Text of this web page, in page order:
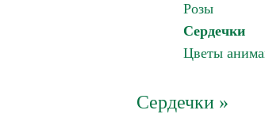
Розы
Сердечки
Цветы
Сердечки »